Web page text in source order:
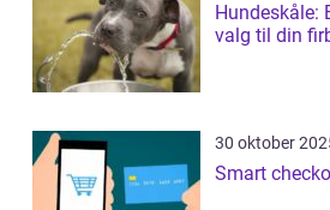
Hundeskåle:
valg til din
30 oktober
Smart